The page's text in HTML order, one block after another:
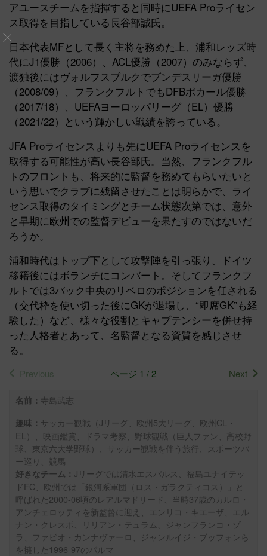
アユースチームを指揮すると同時にUEFA Proライセン
ス取得を目指している長谷部誠氏。
日本代表MFとして長く主将を務めた上、浦和レッズ時
代にJ1優勝（2006）、ACL優勝（2007）のみならず、
渡独後にはヴォルフスブルクでブンデスリーガ優勝
（2008/09）、フランクフルトでもDFBポカール優勝
（2017/18）、UEFAヨーロッパリーグ（EL）優勝
（2021/22）という輝かしい戦績を誇っている。
JFA Proライセンスよりも先にUEFA Proライセンスを
取得する可能性が高い長谷部氏。当然、フランクフル
トのフロントも、将来的に監督を務めてもらいたいと
いう思いでクラブに残留させたことは明らかで、ライ
センス取得のタイミングとチーム状態次第では、意外
と早期に欧州での監督デビューを果たすのではないだ
ろうか。
浦和時代はトップ下として攻撃陣を引っ張り、ドイツ
移籍後にはボランチにコンバート。そしてフランクフ
ルトでは3バック中央のリベロのポジションを任される
（交代枠を使い切った後にGKが退場し、“即席GK”も経
験した）など、様々な役割とキャプテンシーを併せ持
った人格者とあって、名監督となる資質を感じさせ
る。
Previous ページ 1 / 2 Next
名前： 寺島武志
趣味： サッカー観戦（Jリーグ、欧州5大リーグ、欧州CL・
EL）、映画鑑賞、ドラマ考察、野球観戦（巨人ファン、高校野
球、東京六大学野球）、サッカー観戦を伴う旅行、スポーツバ
ー巡り、競馬
好きなチーム： Jリーグでは清水エスパルス、福島ユナイテッ
ドFC、欧州では「銀河系軍団（ロス・ガラクティコス）」と
呼ばれた2000-06頃のレアルマドリード、当時37歳のカルロ・
アンチェロッティを新監督に迎え、エンリコ・キエーザ、エル
ナン・クレスポ、リリアン・テュラム、ジャンフランコ・ゾ
ラ、ファビオ・カンナヴァーロ、ジャンルイジ・ブッフォンら
を擁した1996-97のパルマ